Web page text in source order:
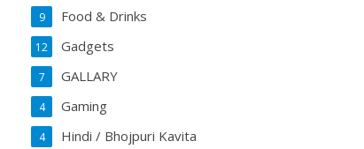
Food & Drinks
9
Gadgets
12
GALLARY
7
Gaming
4
Hindi / Bhojpuri Kavita
4